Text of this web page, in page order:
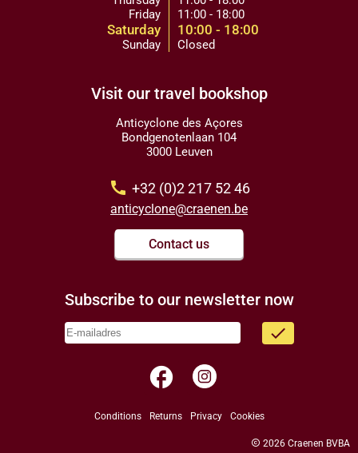
Friday
Saturday
Sunday
11:00 - 18:00
10:00 - 18:00
Closed
Visit our travel bookshop
Anticyclone des Açores
Bondgenotenlaan 104
3000 Leuven
call +32 (0)2 217 52 46
anticyclone@craenen.be
Contact us
Subscribe to our newsletter now
done
facebook
Conditions Returns Privacy Cookies
copyright 2026 Craenen BVBA